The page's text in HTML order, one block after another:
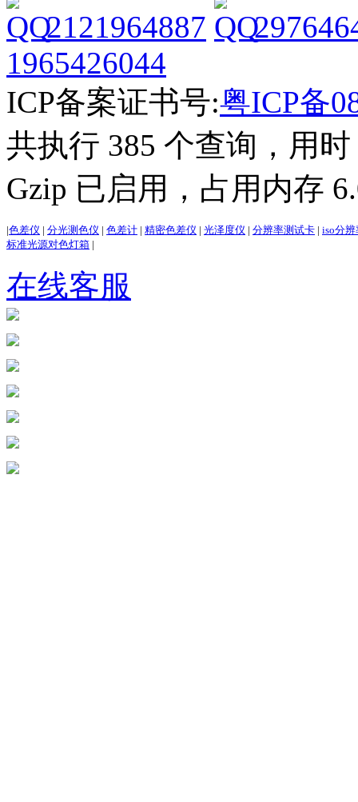
2121964887
1965426044
ICP备案证书号:粤ICP备
共执行 385 个查询，用
Gzip 已启用，占用内存
|色差仪 | 分光测色仪 | 色差计 | 精密色差仪 | 光泽度仪 | 分辨率测试卡 | iso分
标准光源对色灯箱 |
在线客服